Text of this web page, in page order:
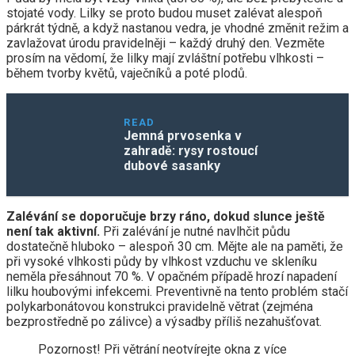
stojaté vody. Lilky se proto budou muset zalévat alespoň
párkrát týdně, a když nastanou vedra, je vhodné změnit režim a
zavlažovat úrodu pravidelněji – každý druhý den. Vezměte
prosím na vědomí, že lilky mají zvláštní potřebu vlhkosti –
během tvorby květů, vaječníků a poté plodů.
READ
Jemná prvosenka v
zahradě: rysy rostoucí
dubové sasanky
Zalévání se doporučuje brzy ráno, dokud slunce ještě
není tak aktivní. Při zalévání je nutné navlhčit půdu
dostatečně hluboko – alespoň 30 cm. Mějte ale na paměti, že
při vysoké vlhkosti půdy by vlhkost vzduchu ve skleníku
neměla přesáhnout 70 %. V opačném případě hrozí napadení
lilku houbovými infekcemi. Preventivně na tento problém stačí
polykarbonátovou konstrukci pravidelně větrat (zejména
bezprostředně po zálivce) a výsadby příliš nezahušťovat.
Pozornost! Při větrání neotvírejte okna z více